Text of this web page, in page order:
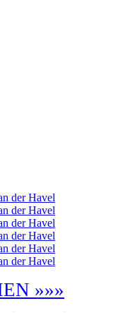
»»»